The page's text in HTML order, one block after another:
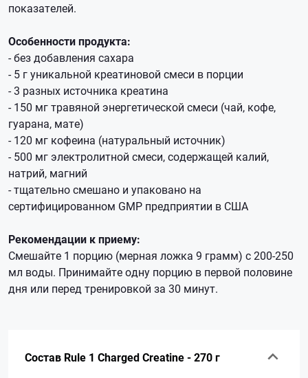
показателей.
Особенности продукта:
- без добавления сахара
- 5 г уникальной креатиновой смеси в порции
- 3 разных источника креатина
- 150 мг травяной энергетической смеси (чай, кофе,
гуарана, мате)
- 120 мг кофеина (натуральный источник)
- 500 мг электролитной смеси, содержащей калий,
натрий, магний
- тщательно смешано и упаковано на
сертифицированном GMP предприятии в США
Рекомендации к приему:
Смешайте 1 порцию (мерная ложка 9 грамм) с 200-250
мл воды. Принимайте одну порцию в первой половине
дня или перед тренировкой за 30 минут.
Состав Rule 1 Charged Creatine - 270 г